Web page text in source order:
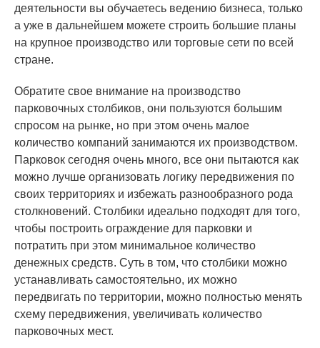
деятельности вы обучаетесь ведению бизнеса, только
а уже в дальнейшем можете строить большие планы
на крупное производство или торговые сети по всей
стране.
Обратите свое внимание на производство
парковочных столбиков, они пользуются большим
спросом на рынке, но при этом очень малое
количество компаний занимаются их производством.
Парковок сегодня очень много, все они пытаются как
можно лучше организовать логику передвижения по
своих территориях и избежать разнообразного рода
столкновений. Столбики идеально подходят для того,
чтобы построить ограждение для парковки и
потратить при этом минимальное количество
денежных средств. Суть в том, что столбики можно
устанавливать самостоятельно, их можно
передвигать по территории, можно полностью менять
схему передвижения, увеличивать количество
парковочных мест.